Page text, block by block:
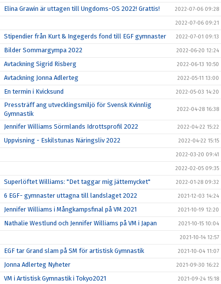
Elina Grawin är uttagen till Ungdoms-OS 2022! Grattis! 2022-07-06 09:28
2022-07-06 09:21
Stipendier från Kurt & Ingegerds fond till EGF gymnaster 2022-07-01 09:13
Bilder Sommargympa 2022 2022-06-20 12:24
Avtackning Sigrid Risberg 2022-06-13 10:50
Avtackning Jonna Adlerteg 2022-05-11 13:00
En termin i Kvicksund 2022-05-03 14:20
Pressträff ang utvecklingsmiljö för Svensk Kvinnlig
Gymnastik
2022-04-28 16:38
Jennifer Williams Sörmlands Idrottsprofil 2022 2022-04-22 15:22
Uppvisning - Eskilstunas Näringsliv 2022 2022-04-22 15:15
2022-03-20 09:41
2022-02-05 09:35
Superlöftet Williams: "Det taggar mig jättemycket" 2022-01-28 09:32
6 EGF- gymnaster uttagna till landslaget 2022 2021-12-03 14:24
Jennifer Williams i Mångkampsfinal på VM 2021 2021-10-19 12:20
Nathalie Westlund och Jennifer Williams på VM i Japan 2021-10-15 10:04
2021-10-14 12:57
EGF tar Grand slam på SM för artistisk Gymnastik 2021-10-04 11:07
Jonna Adlerteg Nyheter 2021-09-30 16:22
VM i Artistisk Gymnastik i Tokyo2021 2021-09-24 15:18